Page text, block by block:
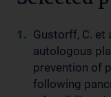
Gustorff, C. et
autologous
prevention of
following